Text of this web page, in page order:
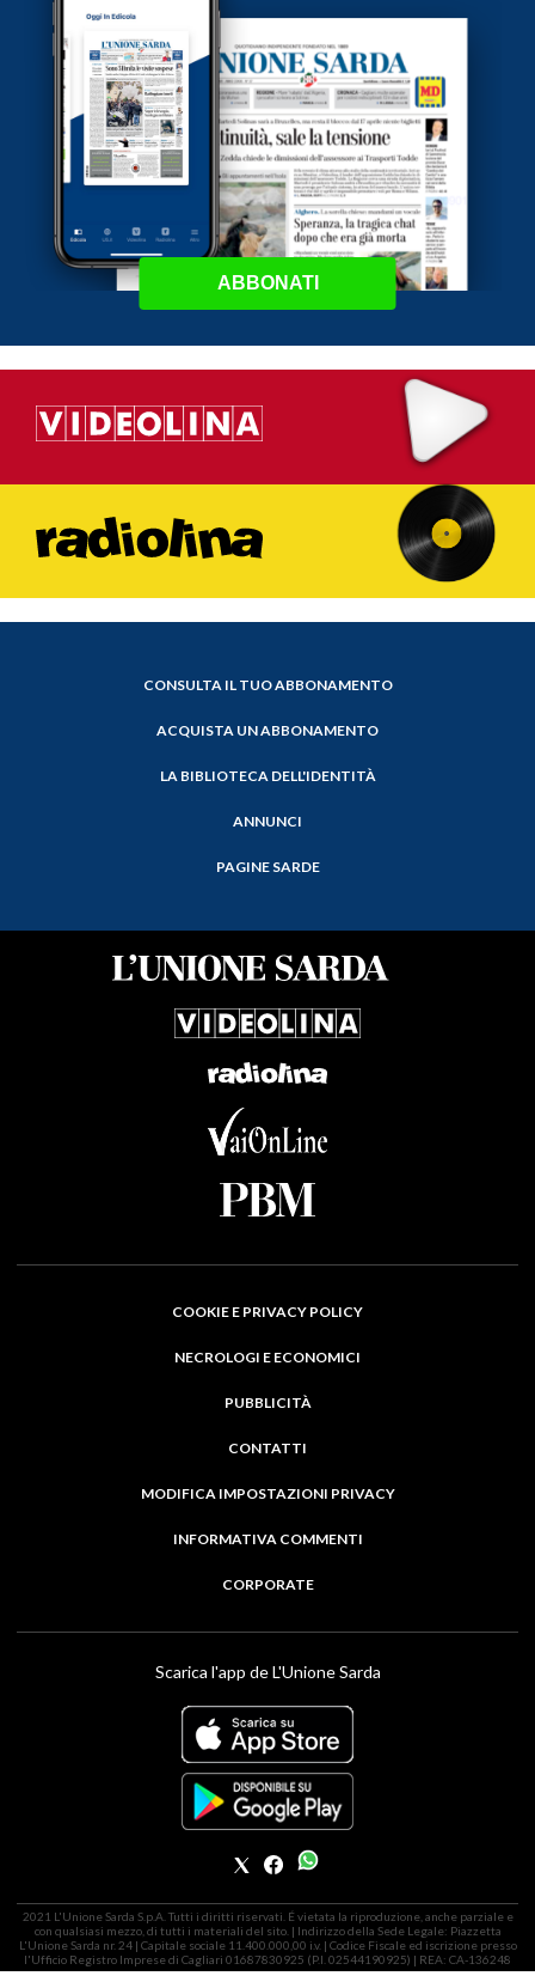
ABBONATI
CONSULTA IL TUO ABBONAMENTO
ACQUISTA UN ABBONAMENTO
LA BIBLIOTECA DELL'IDENTITÀ
ANNUNCI
PAGINE SARDE
COOKIE E PRIVACY POLICY
NECROLOGI E ECONOMICI
PUBBLICITÀ
CONTATTI
MODIFICA IMPOSTAZIONI PRIVACY
INFORMATIVA COMMENTI
CORPORATE
Scarica l'app de L'Unione Sarda
2021 L'Unione Sarda S.p.A. Tutti i diritti riservati. É vietata la riproduzione, anche parziale e
con qualsiasi mezzo, di tutti i materiali del sito. | Indirizzo della Sede Legale: Piazzetta
L'Unione Sarda nr. 24 | Capitale sociale 11.400.000,00 i.v. | Codice Fiscale ed iscrizione presso
l'Ufficio Registro Imprese di Cagliari 01687830925 (P.I. 02544190925) | REA: CA-136248